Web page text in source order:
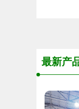
最新产